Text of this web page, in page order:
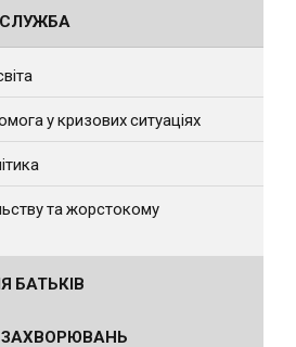
у кризових ситуаціях
та жорстокому
БАТЬКІВ